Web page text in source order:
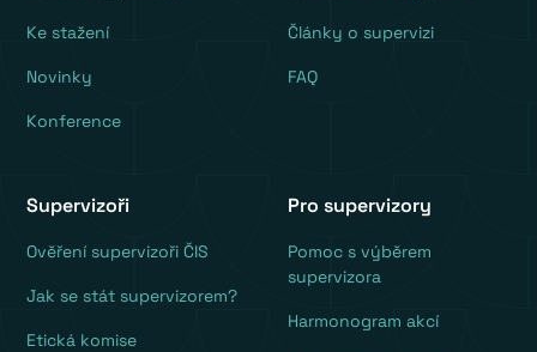
Ke stažení
Novinky
Konference
Články o supervizi
FAQ
Supervizoři
Ověření supervizoři ČIS
Jak se stát supervizorem?
Etická komise
Pro supervizory
Pomoc s výběrem
supervizora
Harmonogram akcí